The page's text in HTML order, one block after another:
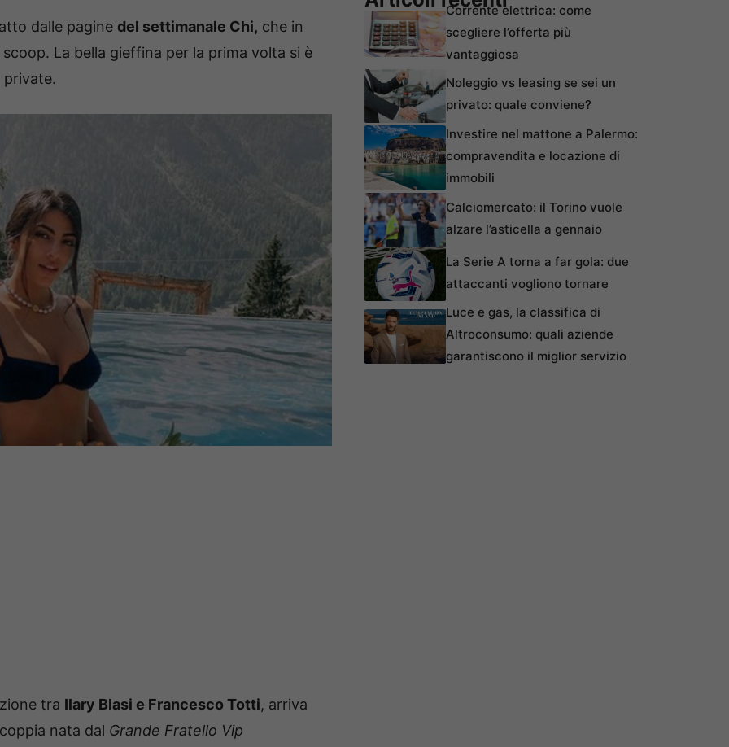
dalle pagine del settimanale Chi, che in
La bella gieffina per la prima volta si è
private.
tra Ilary Blasi e Francesco Totti, arriva
nata dal Grande Fratello Vip
Corrente elettrica: come
scegliere l’offerta più
vantaggiosa
Noleggio vs leasing se sei un
privato: quale conviene?
Investire nel mattone a Palermo:
compravendita e locazione di
immobili
Calciomercato: il Torino vuole
alzare l’asticella a gennaio
La Serie A torna a far gola: due
attaccanti vogliono tornare
Luce e gas, la classifica di
Altroconsumo: quali aziende
garantiscono il miglior servizio